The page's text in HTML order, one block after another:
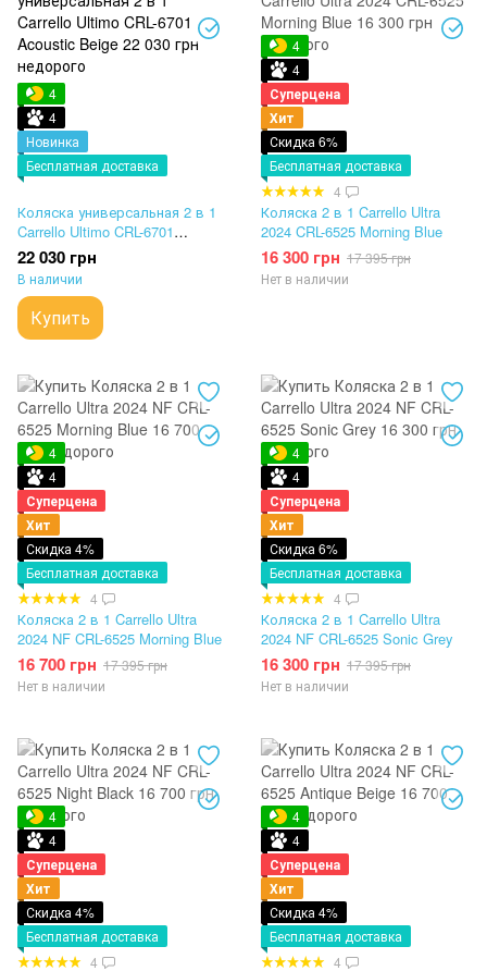
4
4
Новинка
Бесплатная доставка
Коляска универсальная 2 в 1
Carrello Ultimo CRL-6701
Acoustic Beige
22 030 грн
В наличии
Купить
4
4
Суперцена
Хит
Скидка 6%
Бесплатная доставка
4
Коляска 2 в 1 Carrello Ultra
2024 CRL-6525 Morning Blue
16 300 грн 17 395 грн
Нет в наличии
4
4
Суперцена
Хит
Скидка 4%
Бесплатная доставка
4
Коляска 2 в 1 Carrello Ultra
2024 NF CRL-6525 Morning Blue
16 700 грн 17 395 грн
Нет в наличии
4
4
Суперцена
Хит
Скидка 6%
Бесплатная доставка
4
Коляска 2 в 1 Carrello Ultra
2024 NF CRL-6525 Sonic Grey
16 300 грн 17 395 грн
Нет в наличии
4
4
Суперцена
Хит
Скидка 4%
Бесплатная доставка
4
4
4
Суперцена
Хит
Скидка 4%
Бесплатная доставка
4